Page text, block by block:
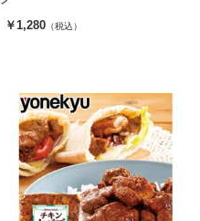
￥1,280 （税込）